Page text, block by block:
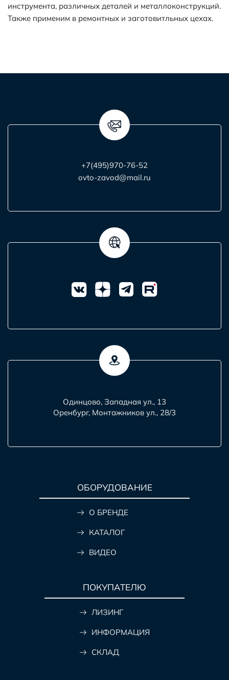
инструмента, различных деталей и металлоконструкций.
Также применим в ремонтных и заготовитльных цехах.
+7(495)970-76-52
ovto-zavod@mail.ru
Одинцово, Западная ул., 13
Оренбург, Монтажников ул., 28/3
ОБОРУДОВАНИЕ
О БРЕНДЕ
КАТАЛОГ
ВИДЕО
ПОКУПАТЕЛЮ
ЛИЗИНГ
ИНФОРМАЦИЯ
СКЛАД